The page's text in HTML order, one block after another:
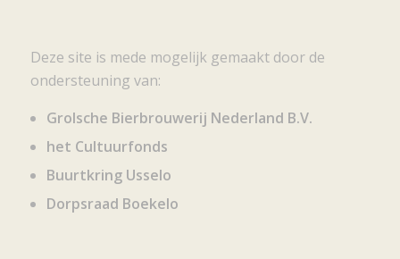
Deze site is mede mogelijk gemaakt door de
ondersteuning van:
Grolsche Bierbrouwerij Nederland B.V.
het Cultuurfonds
Buurtkring Usselo
Dorpsraad Boekelo